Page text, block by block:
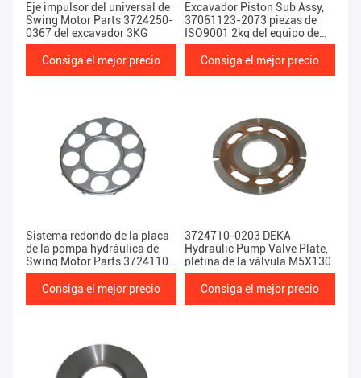
Eje impulsor del universal de
Swing Motor Parts 3724250-
0367 del excavador 3KG
Consiga el mejor precio
Excavador Piston Sub Assy,
37061123-2073 piezas de
ISO9001 2kg del equipo de
construcción pesado
Consiga el mejor precio
Sistema redondo de la placa
de la pompa hydráulica de
Swing Motor Parts 3724110-
0044 del excavador
Consiga el mejor precio
3724710-0203 DEKA
Hydraulic Pump Valve Plate,
pletina de la válvula M5X130
Consiga el mejor precio